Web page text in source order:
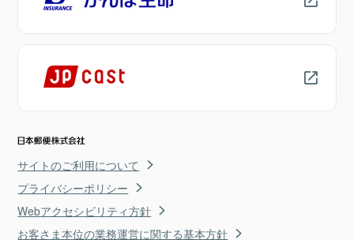
サイトのご利用について
プライバシーポリシー
Webアクセシビリティ方針
お客さま本位の業務運営に関する基本方針